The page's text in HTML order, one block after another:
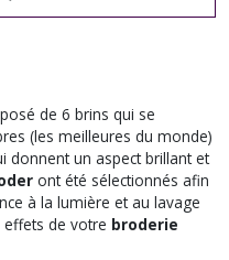
de 6 brins qui se
(les meilleures du monde)
donnent un aspect brillant et
ont été sélectionnés afin
à la lumière et au lavage
effets de votre broderie